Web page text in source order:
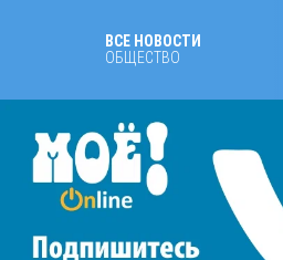
ВСЕ НОВОСТИ
ОБЩЕСТВО